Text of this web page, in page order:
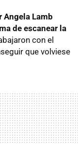
Angela Lamb
de escanear la
con el
que volviese